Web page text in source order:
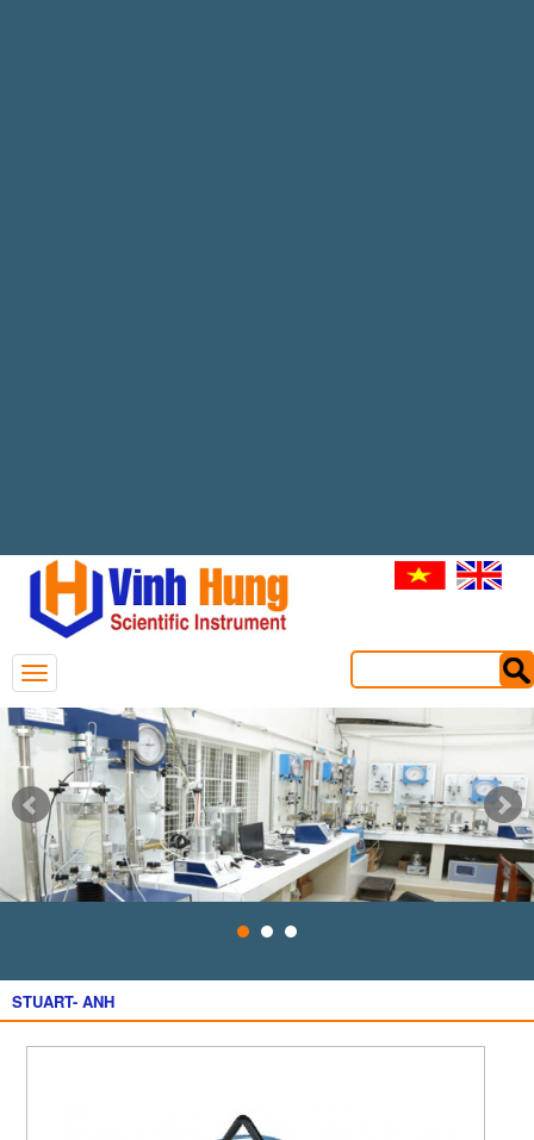
STUART- ANH